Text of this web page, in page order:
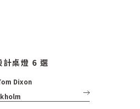
計桌燈 6 選
Dixon